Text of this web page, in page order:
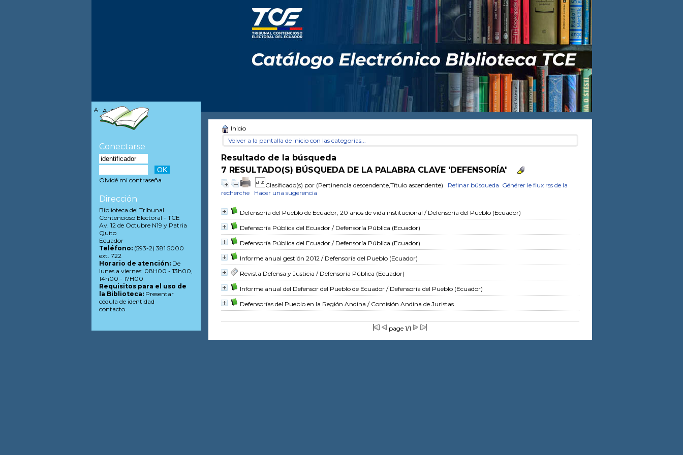
Inicio
Volver a la pantalla de inicio con las categorías...
Resultado de la búsqueda
7 RESULTADO(S) BÚSQUEDA DE LA PALABRA CLAVE 'DEFENSORÍA'
Clasificado(s) por (Pertinencia descendente,Título ascendente) Refinar búsqueda Générer le flux rss de la
recherche
Hacer una sugerencia
Defensoría del Pueblo de Ecuador, 20 años de vida institucional / Defensoría del Pueblo (Ecuador)
Defensoría Pública del Ecuador/ Defensoría Pública (Ecuador)
Defensoría Pública del Ecuador/ Defensoría Pública (Ecuador)
Informe anual gestión 2012 / Defensoría del Pueblo (Ecuador)
Revista Defensa y Justicia / Defensoría Pública (Ecuador)
Informe anual del Defensor del Pueblo de Ecuador/ Defensoría del Pueblo (Ecuador)
Defensorías del Pueblo en la Región Andina / Comisión Andina de Juristas
page 1/1
A- A A+
Conectarse
Olvidé mi contraseña
Dirección
Biblioteca del Tribunal
Contencioso Electoral - TCE
Av. 12 de Octubre N19 y Patria
Quito
Ecuador
Teléfono:(593-2) 381 5000
ext. 722
Horario de atención:De
lunes a viernes: 08H00 - 13h00,
14h00 - 17H00
Requisitos para el uso de
la Biblioteca:Presentar
cédula de identidad
contacto